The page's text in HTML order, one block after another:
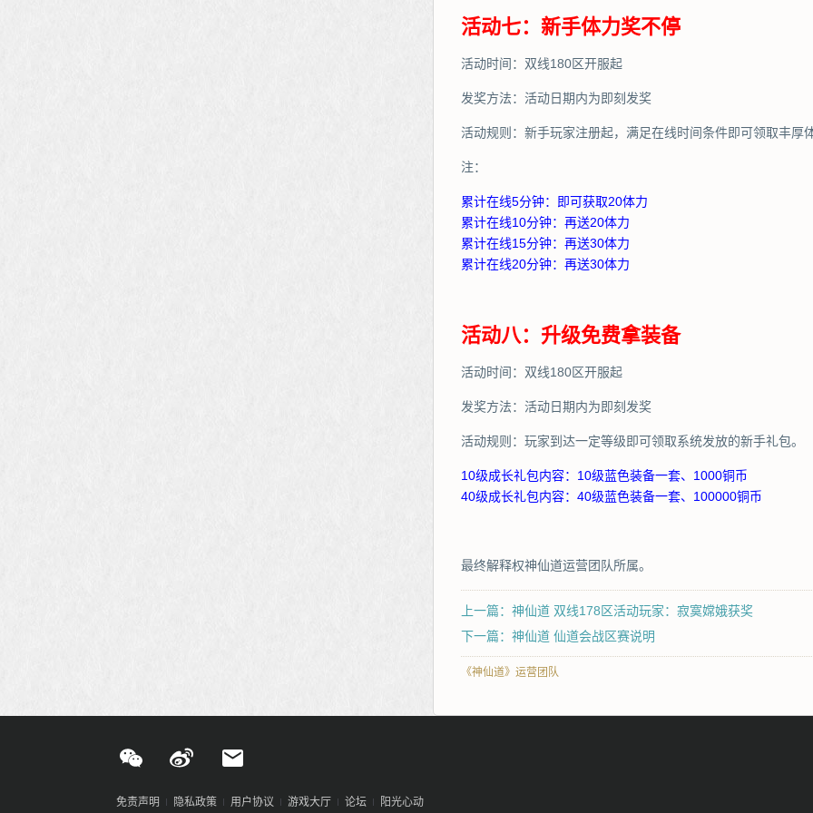
活动七：新手体力奖不停
活动时间：双线180区开服起
发奖方法：活动日期内为即刻发奖
活动规则：新手玩家注册起，满足在线时间条件即可领取丰厚
注：
累计在线5分钟：即可获取20体力
累计在线10分钟：再送20体力
累计在线15分钟：再送30体力
累计在线20分钟：再送30体力
活动八：升级免费拿装备
活动时间：双线180区开服起
发奖方法：活动日期内为即刻发奖
活动规则：玩家到达一定等级即可领取系统发放的新手礼包。
10级成长礼包内容：10级蓝色装备一套、1000铜币
40级成长礼包内容：40级蓝色装备一套、100000铜币
最终解释权神仙道运营团队所属。
上一篇：神仙道 双线178区活动玩家：寂寞嫦娥获奖
下一篇：神仙道 仙道会战区赛说明
《神仙道》运营团队
免责声明 隐私政策 用户协议 游戏大厅 论坛 阳光心动